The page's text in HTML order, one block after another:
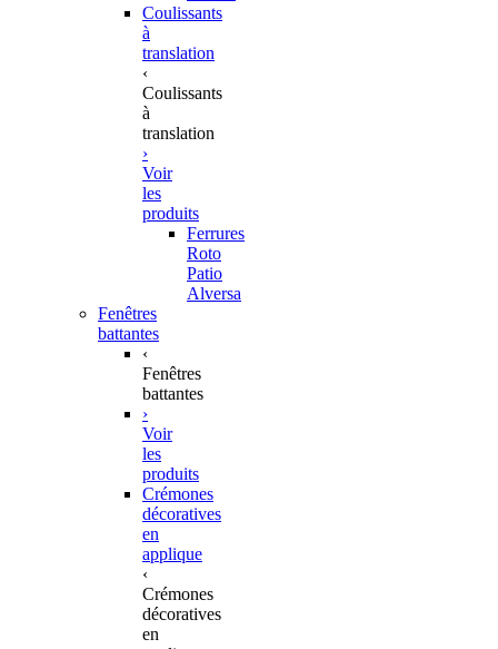
Coulissants
à
translation
‹
Coulissants
à
translation
›
Voir
les
produits
Ferrures
Roto
Patio
Alversa
Fenêtres
battantes
‹
Fenêtres
battantes
›
Voir
les
produits
Crémones
décoratives
en
applique
‹
Crémones
décoratives
en